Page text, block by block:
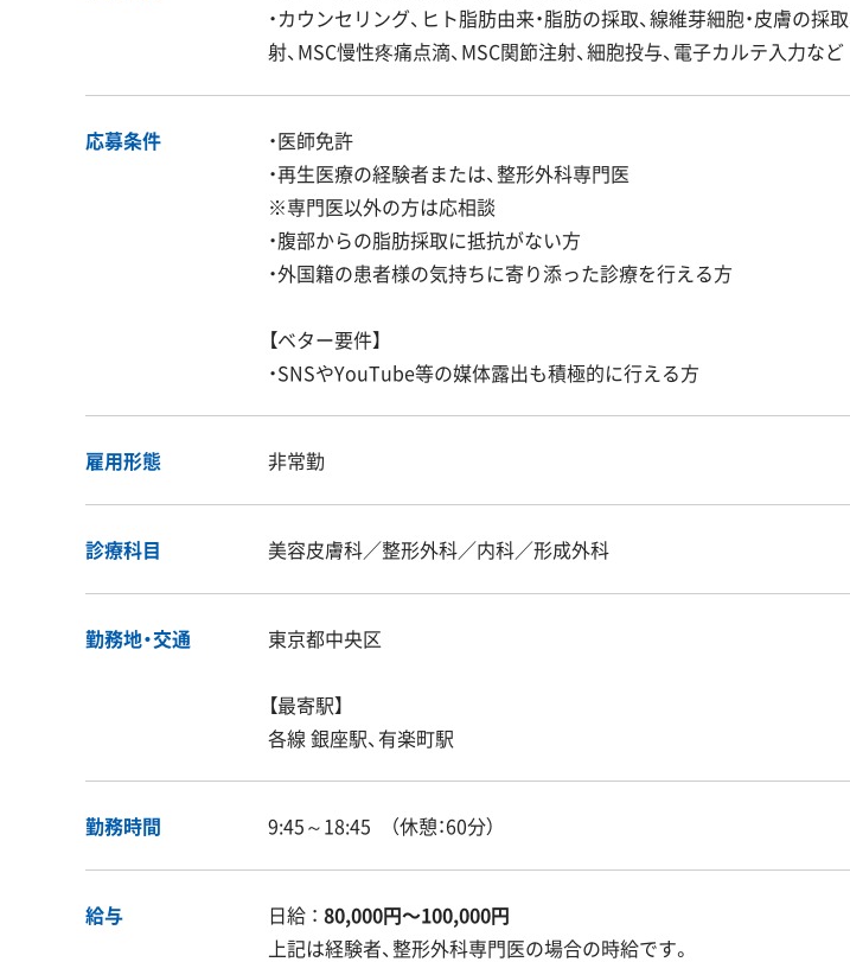
・カウンセリング、ヒト脂肪由来・脂肪の採取、線維芽細胞・皮膚の採
射、MSC慢性疼痛点滴、MSC関節注射、細胞投与、電子カルテ入力など
応募条件
・医師免許
・再生医療の経験者または、整形外科専門医
※専門医以外の方は応相談
・腹部からの脂肪採取に抵抗がない方
・外国籍の患者様の気持ちに寄り添った診療を行える方
【ベター要件】
・SNSやYouTube等の媒体露出も積極的に行える方
雇用形態 非常勤
診療科目 美容皮膚科／整形外科／内科／形成外科
勤務地・交通 東京都中央区
【最寄駅】
各線 銀座駅、有楽町駅
勤務時間 9:45～18:45 （休憩：60分）
給与 日給 ： 80,000円〜100,000円
上記は経験者、整形外科専門医の場合の時給です。